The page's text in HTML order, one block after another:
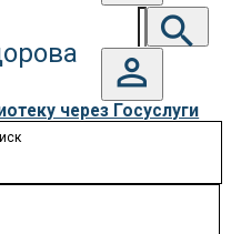
search
person_outline
через Госуслуги